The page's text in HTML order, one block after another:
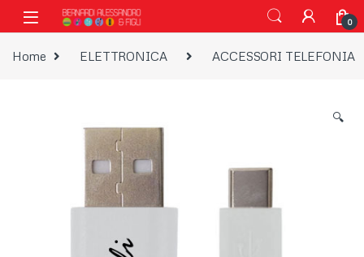
Vai alla navigazione
Vai al contenuto
0
Home ELETTRONICA ACCESSORI TELEFONIA
🔍